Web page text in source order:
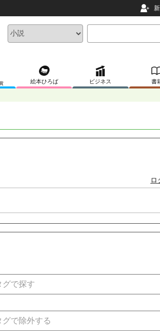
絵本ひろば ビジネス 書
ロ